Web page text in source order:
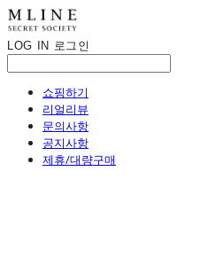
LOG IN 로그인
쇼핑하기
리얼리뷰
문의사항
공지사항
제휴/대량구매